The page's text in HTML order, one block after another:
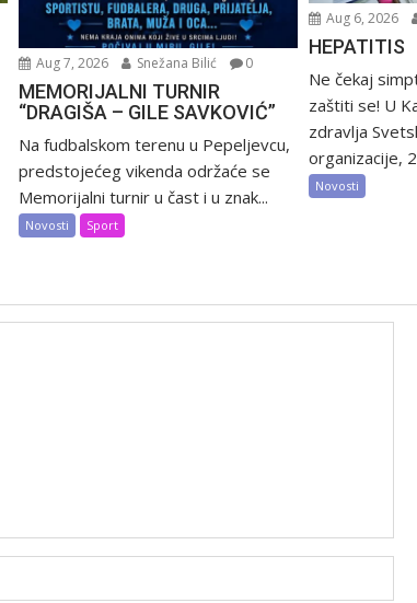
Aug 7, 2026 Snežana Bilić 0
MEMORIJALNI TURNIR
“DRAGIŠA – GILE SAVKOVIĆ”
Na fudbalskom terenu u Pepeljevcu,
predstojećeg vikenda održaće se
Memorijalni turnir u čast i u znak...
Novosti Sport
Aug 6, 2026
HEPATITIS
Ne čekaj
zaštiti se! U
zdravlja
organizacije,
Novosti